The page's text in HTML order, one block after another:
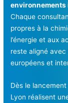
Chaque
propres à la
l’énergie et aux
reste aligné
européens et
Dès le
Lyon réalisent